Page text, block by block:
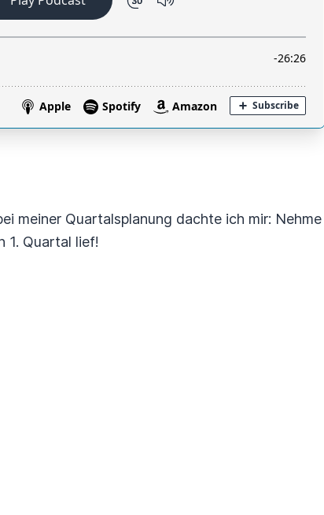
meiner Quartalsplanung dachte ich mir: Nehme
1. Quartal lief!